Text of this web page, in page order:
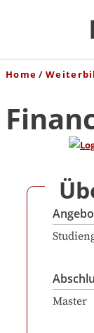
Home
Master